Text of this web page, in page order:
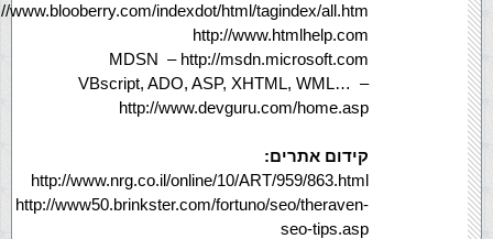
www.blooberry.com/indexdot/html/tagindex/all.htm
http://www.htmlhelp.com
MDSN – http://msdn.microsoft.com
VBscript, ADO, ASP, XHTML, WML… –
http://www.devguru.com/home.asp
קידום אתרים:
http://www.nrg.co.il/online/10/ART/959/863.html
http://www50.brinkster.com/fortuno/seo/theraven-
seo-tips.asp